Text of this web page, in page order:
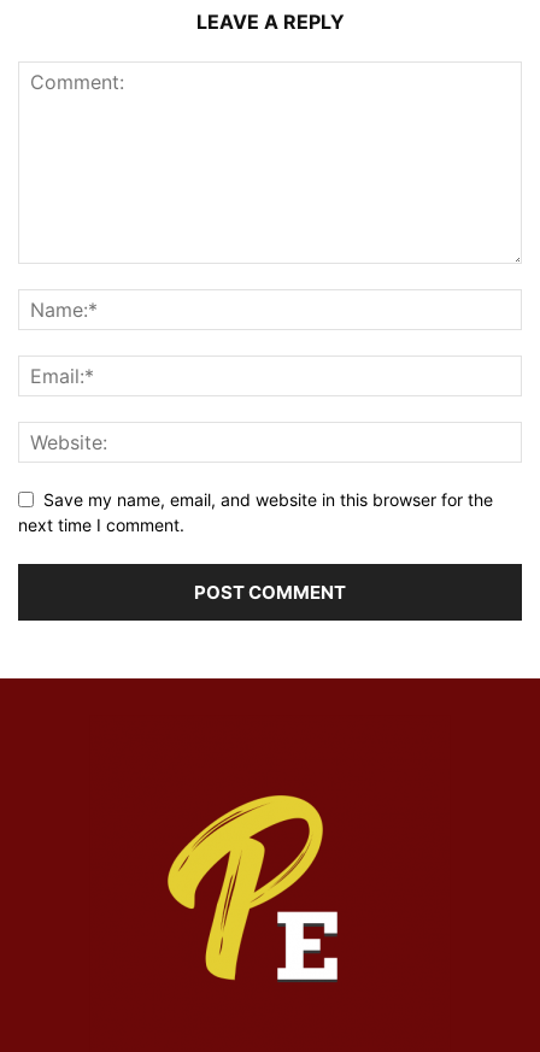
LEAVE A REPLY
Save my name, email, and website in this browser for the
next time I comment.